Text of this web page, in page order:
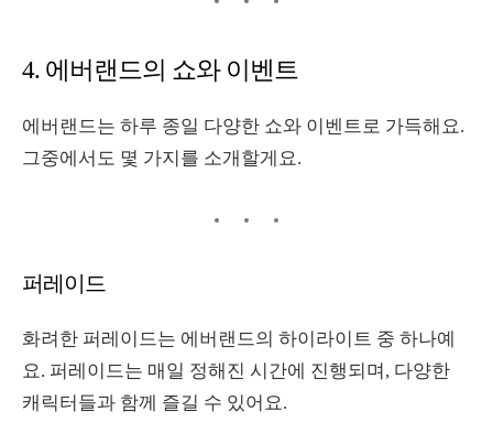
4. 에버랜드의 쇼와 이벤트
에버랜드는 하루 종일 다양한 쇼와 이벤트로 가득해요.
그중에서도 몇 가지를 소개할게요.
퍼레이드
화려한 퍼레이드는 에버랜드의 하이라이트 중 하나예
요. 퍼레이드는 매일 정해진 시간에 진행되며 , 다양한
캐릭터들과 함께 즐길 수 있어요.